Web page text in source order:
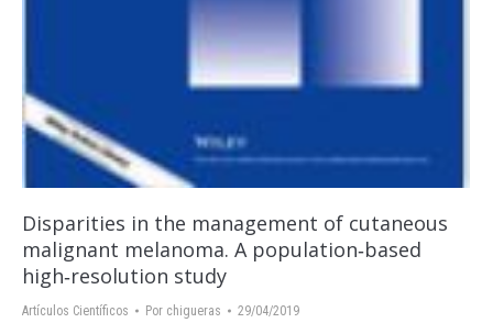
Disparities in the management of cutaneous
malignant melanoma. A population‐based
high‐resolution study
Artículos Científicos Por chigueras 29/04/2019